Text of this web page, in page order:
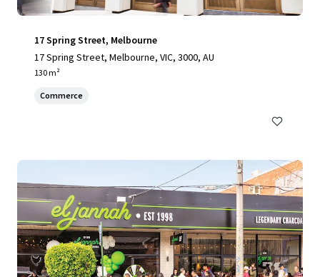
17 Spring Street, Melbourne
17 Spring Street, Melbourne, VIC, 3000, AU
130 m²
Commerce